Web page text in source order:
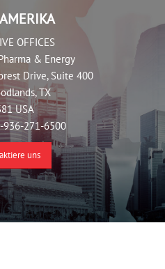
OFFICES
& Energy
Drive, Suite 400
TX
USA
271-6500
uns